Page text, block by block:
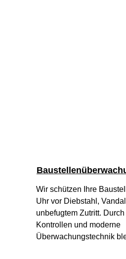
Wir schützen Ihre
Uhr vor Diebstahl,
unbefugtem Zutritt.
Kontrollen und moderne
Überwachungstechnik